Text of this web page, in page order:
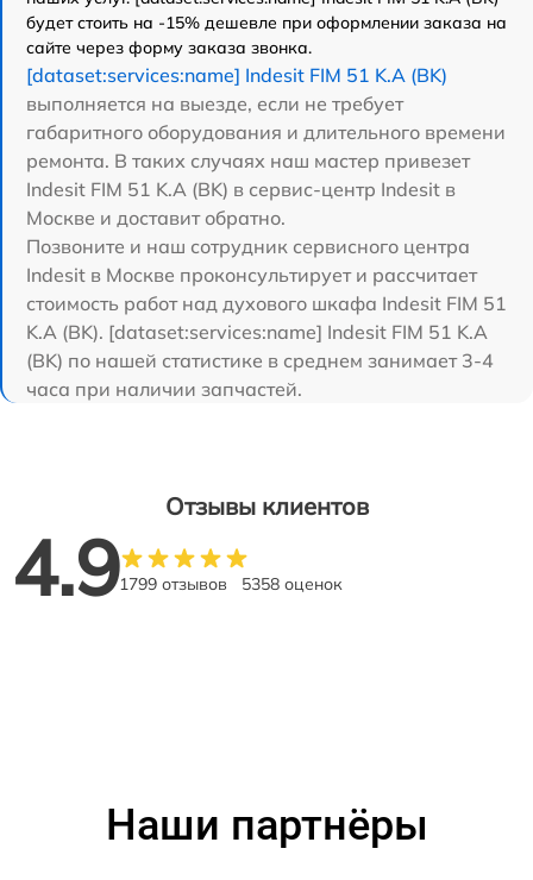
будет стоить на -15% дешевле при оформлении заказа на
сайте через форму заказа звонка.
[dataset:services:name] Indesit FIM 51 K.A (BK)
выполняется на выезде, если не требует
габаритного оборудования и длительного времени
ремонта. В таких случаях наш мастер привезет
Indesit FIM 51 K.A (BK) в сервис-центр Indesit в
Москве и доставит обратно.
Позвоните и наш сотрудник сервисного центра
Indesit в Москве проконсультирует и рассчитает
стоимость работ над духового шкафа Indesit FIM 51
K.A (BK). [dataset:services:name] Indesit FIM 51 K.A
(BK) по нашей статистике в среднем занимает 3-4
часа при наличии запчастей.
Отзывы клиентов
4.91799 отзывов 5358 оценок
Наши партнёры